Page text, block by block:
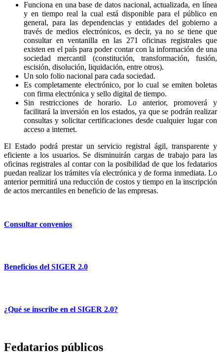
Funciona en una base de datos nacional, actualizada, en línea
y en tiempo real la cual está disponible para el público en
general, para las dependencias y entidades del gobierno a
través de medios electrónicos, es decir, ya no se tiene que
consultar en ventanilla en las 271 oficinas registrales que
existen en el país para poder contar con la información de una
sociedad mercantil (constitución, transformación, fusión,
escisión, disolución, liquidación, entre otros).
Un solo folio nacional para cada sociedad.
Es completamente electrónico, por lo cual se emiten boletas
con firma electrónica y sello digital de tiempo.
Sin restricciones de horario. Lo anterior, promoverá y
facilitará la inversión en los estados, ya que se podrán realizar
consultas y solicitar certificaciones desde cualquier lugar con
acceso a internet.
El Estado podrá prestar un servicio registral ágil, transparente y
eficiente a los usuarios. Se disminuirán cargas de trabajo para las
oficinas registrales al contar con la posibilidad de que los fedatarios
puedan realizar los trámites vía electrónica y de forma inmediata. Lo
anterior permitirá una reducción de costos y tiempo en la inscripción
de actos mercantiles en beneficio de las empresas.
Consultar convenios
Beneficios del SIGER 2.0
¿Qué se inscribe en el SIGER 2.0?
Fedatarios públicos